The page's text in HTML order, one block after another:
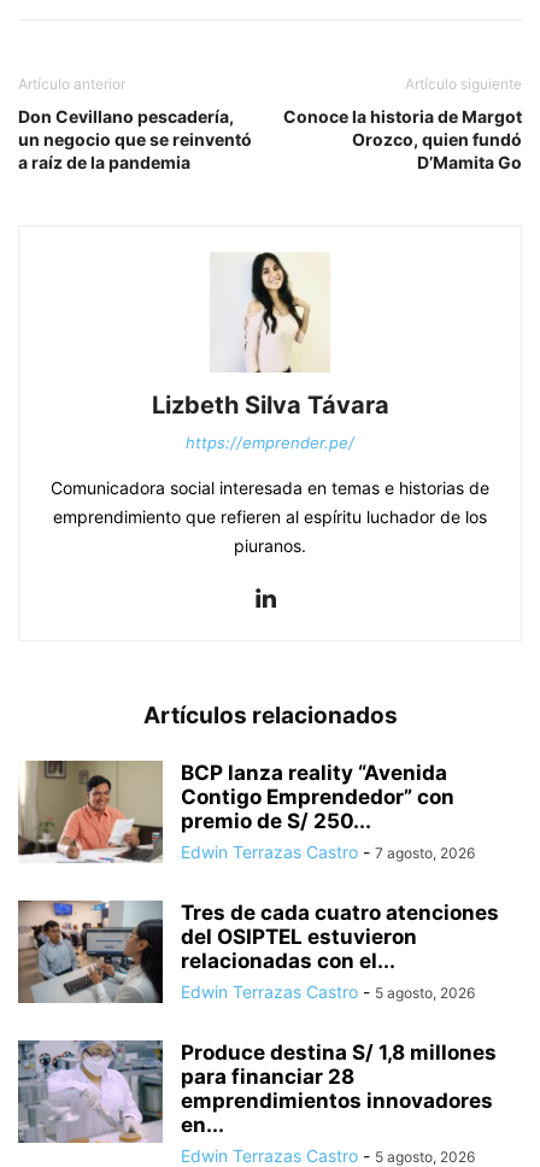
Artículo anterior
Don Cevillano pescadería,
un negocio que se reinventó
a raíz de la pandemia
Artículo siguiente
Conoce la historia de Margot
Orozco, quien fundó
D’Mamita Go
Lizbeth Silva Távara
https://emprender.pe/
Comunicadora social interesada en temas e historias de
emprendimiento que refieren al espíritu luchador de los
piuranos.
Artículos relacionados
BCP lanza reality “Avenida
Contigo Emprendedor” con
premio de S/ 250...
Edwin Terrazas Castro - 7 agosto, 2026
Tres de cada cuatro atenciones
del OSIPTEL estuvieron
relacionadas con el...
Edwin Terrazas Castro - 5 agosto, 2026
Produce destina S/ 1,8 millones
para financiar 28
emprendimientos innovadores
en...
Edwin Terrazas Castro - 5 agosto, 2026